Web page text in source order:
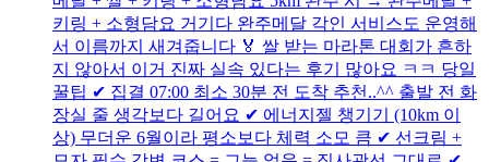
키링 + 소형담요 거기다 완주메달 각인 서비스도 운영해
서 이름까지 새겨줍니다 🏅 쌀 받는 마라톤 대회가 흔하
지 않아서 이거 진짜 실속 있다는 후기 많아요 ㅋㅋ 당일
꿀팁 ✔ 집결 07:00 최소 30분 전 도착 추천..^^ 출발 전 화
장실 줄 생각보다 길어요 ✔ 에너지젤 챙기기 (10km 이
상) 무더운 6월이라 평소보다 체력 소모 큼 ✔ 선크림 +